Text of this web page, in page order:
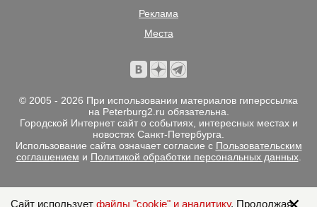
Реклама
Места
© 2005 - 2026 При использовании материалов гиперссылка
на Peterburg2.ru обязательна.
Городской Интернет сайт о событиях, интересных местах и
новостях Санкт-Петербурга.
Использование сайта означает согласие с Пользовательским
соглашением и Политикой обработки персональных данных.
Сайт использует файлы "cookie" и аналитику. Продолжая